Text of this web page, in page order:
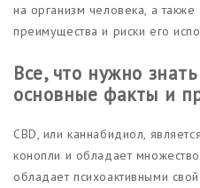
на организм человека, а
преимущества и риски его
Все, что нужно
основные факты и
CBD, или каннабидиол,
конопли и обладает
обладает психоактивными